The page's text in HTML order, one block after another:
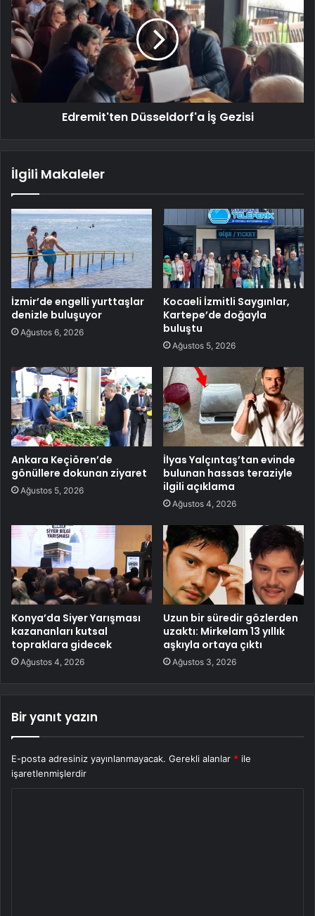
Edremit'ten Düsseldorf'a İş Gezisi
İlgili Makaleler
İzmir’de engelli yurttaşlar
denizle buluşuyor
Ağustos 6, 2026
Kocaeli İzmitli Saygınlar,
Kartepe’de doğayla
buluştu
Ağustos 5, 2026
Ankara Keçiören’de
gönüllere dokunan ziyaret
Ağustos 5, 2026
İlyas Yalçıntaş’tan evinde
bulunan hassas teraziyle
ilgili açıklama
Ağustos 4, 2026
Konya’da Siyer Yarışması
kazananları kutsal
topraklara gidecek
Ağustos 4, 2026
Uzun bir süredir gözlerden
uzaktı: Mirkelam 13 yıllık
aşkıyla ortaya çıktı
Ağustos 3, 2026
Bir yanıt yazın
E-posta adresiniz yayınlanmayacak. Gerekli alanlar * ile
işaretlenmişlerdir